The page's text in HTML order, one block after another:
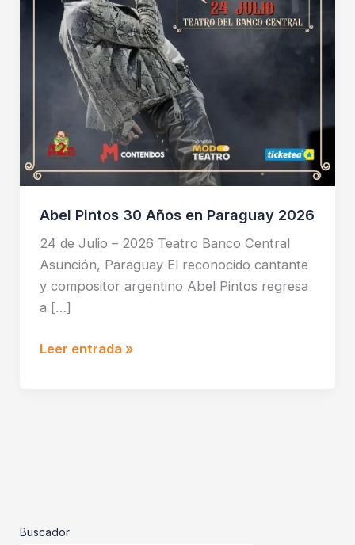
Abel Pintos 30 Años en Paraguay 2026
24 de Julio – 2026 Teatro Banco Central
Asunción, Paraguay El reconocido cantante
y compositor argentino Abel Pintos regresa
a […]
2026
Leer entrada »
Buscador